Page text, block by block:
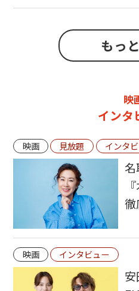
もっ
映
インタ
映画 見放題 インタ
徹
映画 インタビュー